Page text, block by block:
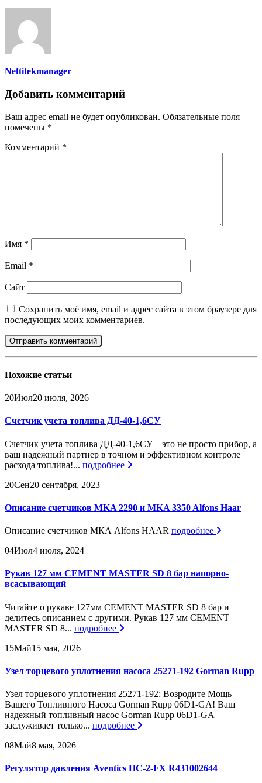
Neftitekmanager
Добавить комментарий
Ваш адрес email не будет опубликован. Обязательные поля
помечены *
Комментарий *
Имя *
Email *
Сайт
Сохранить моё имя, email и адрес сайта в этом браузере для
последующих моих комментариев.
Похожие статьи
20Июл20 июля, 2026
Счетчик учета топлива ДД-40-1,6СУ
Счетчик учета топлива ДД-40-1,6СУ – это не просто прибор, а
ваш надежный партнер в точном и эффективном контроле
расхода топлива!... подробнее
20Сен20 сентября, 2023
Описание счетчиков MKA 2290 и MKA 3350 Alfons Haar
Описание счетчиков МКА Alfons HAAR подробнее
04Июл4 июля, 2024
Рукав 127 мм CEMENT MASTER SD 8 бар напорно-
всасывающий
Читайте о рукаве 127мм CEMENT MASTER SD 8 бар и
делитесь описанием с другими. Рукав 127 мм CEMENT
MASTER SD 8... подробнее
15Май15 мая, 2026
Узел торцевого уплотнения насоса 25271-192 Gorman Rupp
Узел торцевого уплотнения 25271-192: Возродите Мощь
Вашего Топливного Насоса Gorman Rupp 06D1-GA! Ваш
надежный топливный насос Gorman Rupp 06D1-GA
заслуживает только... подробнее
08Май8 мая, 2026
Регулятор давления Aventics HC-2-FX R431002644